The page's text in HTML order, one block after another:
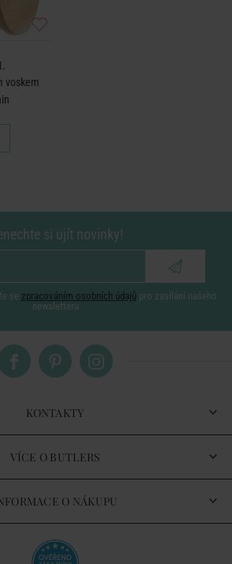
voskem
si ujít novinky!
se zpracováním osobních údajů pro zasílání našeho
newsletteru
KONTAKTY
VÍCE O BUTLERS
O NÁKUPU